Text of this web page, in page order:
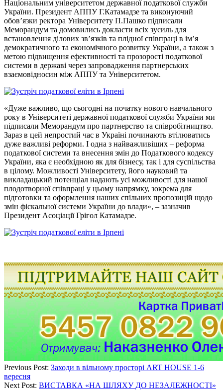
Національним університетом державної податкової служби
України. Президент АППУ Г.Катамадзе та виконуючий
обов’язки ректора Університету П.Пашко підписали
Меморандум та домовились докласти всіх зусиль для
встановлення ділових зв’язків та плідної співпраці в ім’я
демократичного та економічного розвитку України, а також з
метою підвищення ефективності та прозорості податкової
системи в державі через запровадження партнерських
взаємовідносин між АППУ та Університетом.
«Дуже важливо, що сьогодні на початку нового навчального
року в Університеті державної податкової служби України ми
підписали Меморандум про партнерство та співробітництво.
Зараз в цей непростий час в Україні починають втілюватись
дуже важливі реформи. І одна з найважливіших – реформа
податкової системи та внесення змін до Податкового кодексу
України, яка є необхідною як для бізнесу, так і для суспільства
в цілому. Можливості Університету, його науковий та
викладацький потенціал надають усі можливості для нашої
плодотворної співпраці у цьому напрямку, зокрема для
підготовки та оформлення наших спільних пропозицій щодо
змін фіскальної системи України до влади», – зазначив
Президент Асоціації Грігол Катамадзе.
Previous Post: Заходи в вільному просторі ART HOUSE 1-6
вересня
Next Post: ВИСТАВКА «НА ШЛЯХУ ДО НЕЗАЛЕЖНОСТІ»